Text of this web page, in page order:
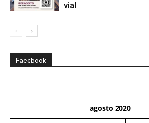
vial
Facebook
agosto 2020